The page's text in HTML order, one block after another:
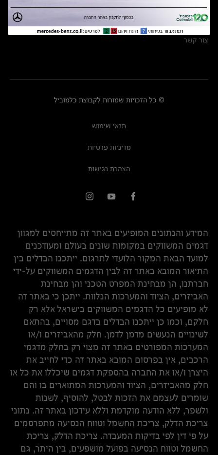
אולמות תצוגה
מרכזי שירות
צור קשר
© כל הזכויות שמורות לקבוצת כלמוביל
תנאי שימוש
מדיניות פרטיות
הצהרת נגישות
המידע והנתונים המופיעים באתר זה מתייחסים למגוון
דגמים המשווקים במקומות שונים בעולם ומעודכנים
למועד הבאת המקור הלועדי לתרגום. ייתכנו הבדלים בין
התיאור המובא באתר זה לבין הדגמים המשווקים על-ידי
חברתנו, הן מבחינת המפרט הטכני והן מבחינת
האביזרים, הציוד והמערכות הנלוות. ייתכן כי באתר זה
לא מופיעים כל הדגמים המשווקים בישראל אלא רק
חלקם, וכמו כן ייתכנו הבדלים בדגם מסויים, בהתאם
לשינויים הנעשים מדמן לדמן. חלק מהאביזרים ו/או
המערכות המפורטים באתר זה מצוי רק בחלק מדגמי
הרכבים, אין בפרסום המובא באתר זה כדי לחייב את
היצרן ו/או את החברה בהספקת דגמים שיכללו את כל או
חלק מהאביזרים, הציוד והמערכות המתוארים בו והם
שומרים לעצמם את הזכות לבטל, להוסיף, לשנות
ולשפר, ללא הודעה מוקדמת וללא עידכון באתר זה. נתוני
צריכת הדלק, צריכת החשמל וטווח הנסיעה מתפרסמים
על פי דין לפי בדיקות המעבדה. צריכת הדלק, צריכת
החשמל וטווח הנסיעה בפועל מושפעים, בין היתר, גם